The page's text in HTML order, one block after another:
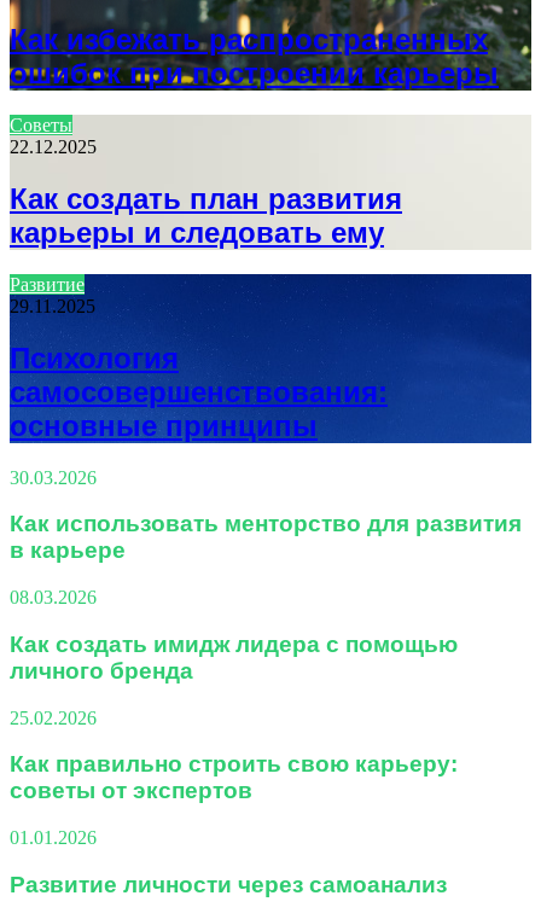
Как избежать распространенных
ошибок при построении карьеры
Советы
22.12.2025
Как создать план развития
карьеры и следовать ему
Развитие
29.11.2025
Психология
самосовершенствования:
основные принципы
30.03.2026
Как использовать менторство для развития
в карьере
08.03.2026
Как создать имидж лидера с помощью
личного бренда
25.02.2026
Как правильно строить свою карьеру:
советы от экспертов
01.01.2026
Развитие личности через самоанализ